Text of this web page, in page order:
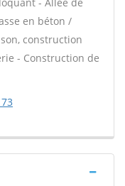
en béton /
construction
- Construction de